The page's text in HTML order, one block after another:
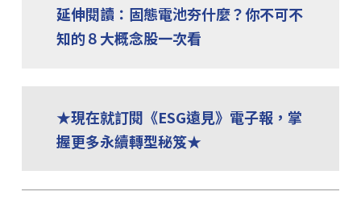
延伸閱讀：固態電池夯什麼？你不可不
知的８大概念股一次看
★現在就訂閱《ESG遠見》電子報，掌
握更多永續轉型秘笈★